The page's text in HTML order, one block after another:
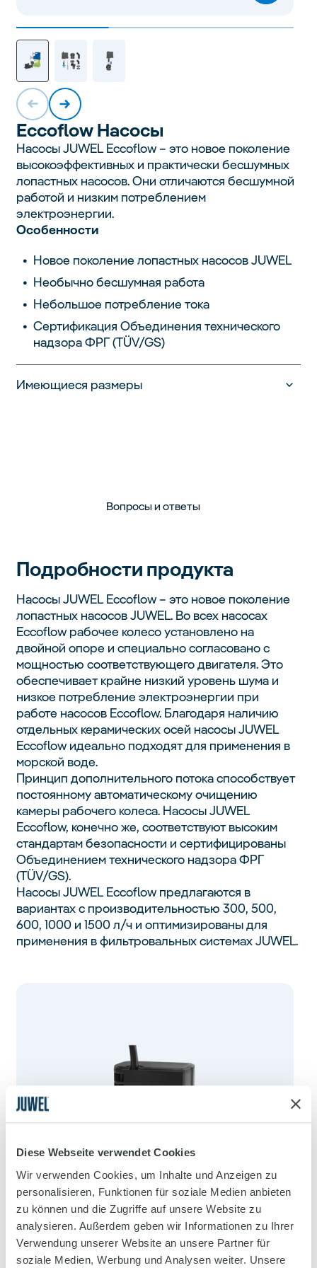
Diese Webseite verwendet Cookies
Wir verwenden Cookies, um Inhalte und Anzeigen zu
personalisieren, Funktionen für soziale Medien anbieten
zu können und die Zugriffe auf unsere Website zu
analysieren. Außerdem geben wir Informationen zu Ihrer
Verwendung unserer Website an unsere Partner für
soziale Medien, Werbung und Analysen weiter. Unsere
EccoflowНасосы
Насосы JUWEL Eccoflow – это новое поколение
высокоэффективных и практически бесшумных
лопастных насосов. Они отличаются бесшумной
работой и низким потреблением
электроэнергии.
Особенности
Новое поколение лопастных насосов JUWEL
Необычно бесшумная работа
Небольшое потребление тока
Cертификация Объединения технического
надзора ФРГ (TÜV/GS)
Имеющиеся размеры
Вопросы и ответы
Подробности продукта
Насосы JUWEL Eccoflow – это новое поколение
лопастных насосов JUWEL. Во всех насосах
Eccoflow рабочее колесо установлено на
двойной опоре и специально согласовано с
мощностью соответствующего двигателя. Это
обеспечивает крайне низкий уровень шума и
низкое потребление электроэнергии при
работе насосов Eccoflow. Благодаря наличию
отдельных керамических осей насосы JUWEL
Eccoflow идеально подходят для применения в
морской воде.
Принцип дополнительного потока способствует
постоянному автоматическому очищению
камеры рабочего колеса. Насосы JUWEL
Eccoflow, конечно же, соответствуют высоким
стандартам безопасности и сертифицированы
Объединением технического надзора ФРГ
(TÜV/GS).
Насосы JUWEL Eccoflow предлагаются в
вариантах с производительностью 300, 500,
600, 1000 и 1500 л/ч и оптимизированы для
применения в фильтровальных системах JUWEL.